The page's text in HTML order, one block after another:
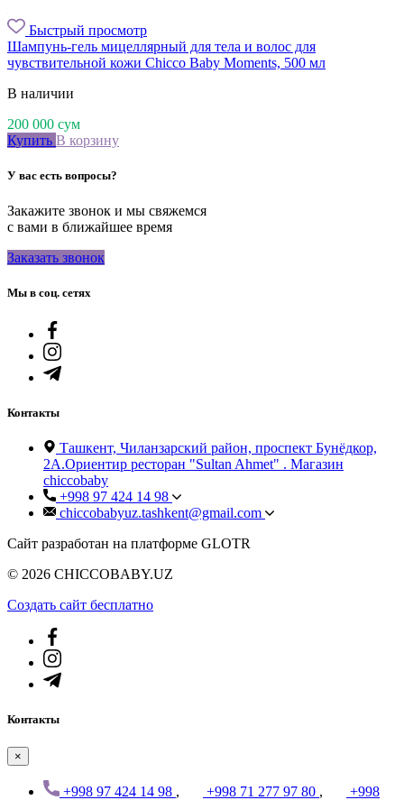
Быстрый просмотр
Шампунь-гель мицеллярный для тела и волос для
чувствительной кожи Chicco Baby Moments, 500 мл
В наличии
200 000 сум
Купить В корзину
У вас есть вопросы?
Закажите звонок и мы свяжемся
с вами в ближайшее время
Заказать звонок
Мы в соц. сетях
Контакты
Ташкент, Чиланзарский район, проспект Бунёдкор,
2А.Ориентир ресторан "Sultan Ahmet" . Магазин
chiccobaby
+998 97 424 14 98
chiccobabyuz.tashkent@gmail.com
Сайт разработан на платформе GLOTR
© 2026 CHICCOBABY.UZ
Создать cайт бесплатно
Контакты
×
+998 97 424 14 98 , +998 71 277 97 80 , +998